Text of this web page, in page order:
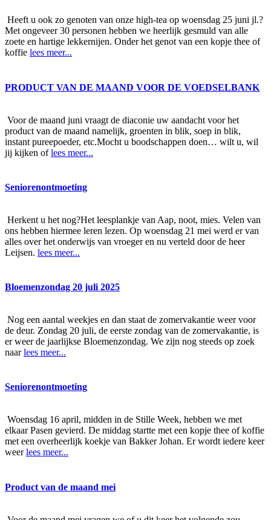
Heeft u ook zo genoten van onze high-tea op woensdag 25 juni jl.?
Met ongeveer 30 personen hebben we heerlijk gesmuld van alle
zoete en hartige lekkernijen. Onder het genot van een kopje thee of
koffie lees meer...
PRODUCT VAN DE MAAND VOOR DE VOEDSELBANK
Voor de maand juni vraagt de diaconie uw aandacht voor het
product van de maand namelijk, groenten in blik, soep in blik,
instant pureepoeder, etc.Mocht u boodschappen doen… wilt u, wil
jij kijken oflees meer...
Seniorenontmoeting
Herkent u het nog?Het leesplankje van Aap, noot, mies. Velen van
ons hebben hiermee leren lezen. Op woensdag 21 mei werd er van
alles over het onderwijs van vroeger en nu verteld door de heer
Leijsen. lees meer...
Bloemenzondag 20 juli 2025
Nog een aantal weekjes en dan staat de zomervakantie weer voor
de deur. Zondag 20 juli, de eerste zondag van de zomervakantie, is
er weer de jaarlijkse Bloemenzondag. We zijn nog steeds op zoek
naarlees meer...
Seniorenontmoeting
Woensdag 16 april, midden in de Stille Week, hebben we met
elkaar Pasen gevierd. De middag startte met een kopje thee of koffie
met een overheerlijk koekje van Bakker Johan. Er wordt iedere keer
weerlees meer...
Product van de maand mei